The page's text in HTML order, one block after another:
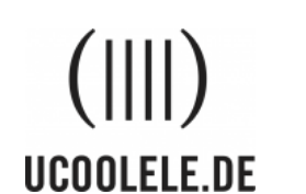
Navigation
springen
springen